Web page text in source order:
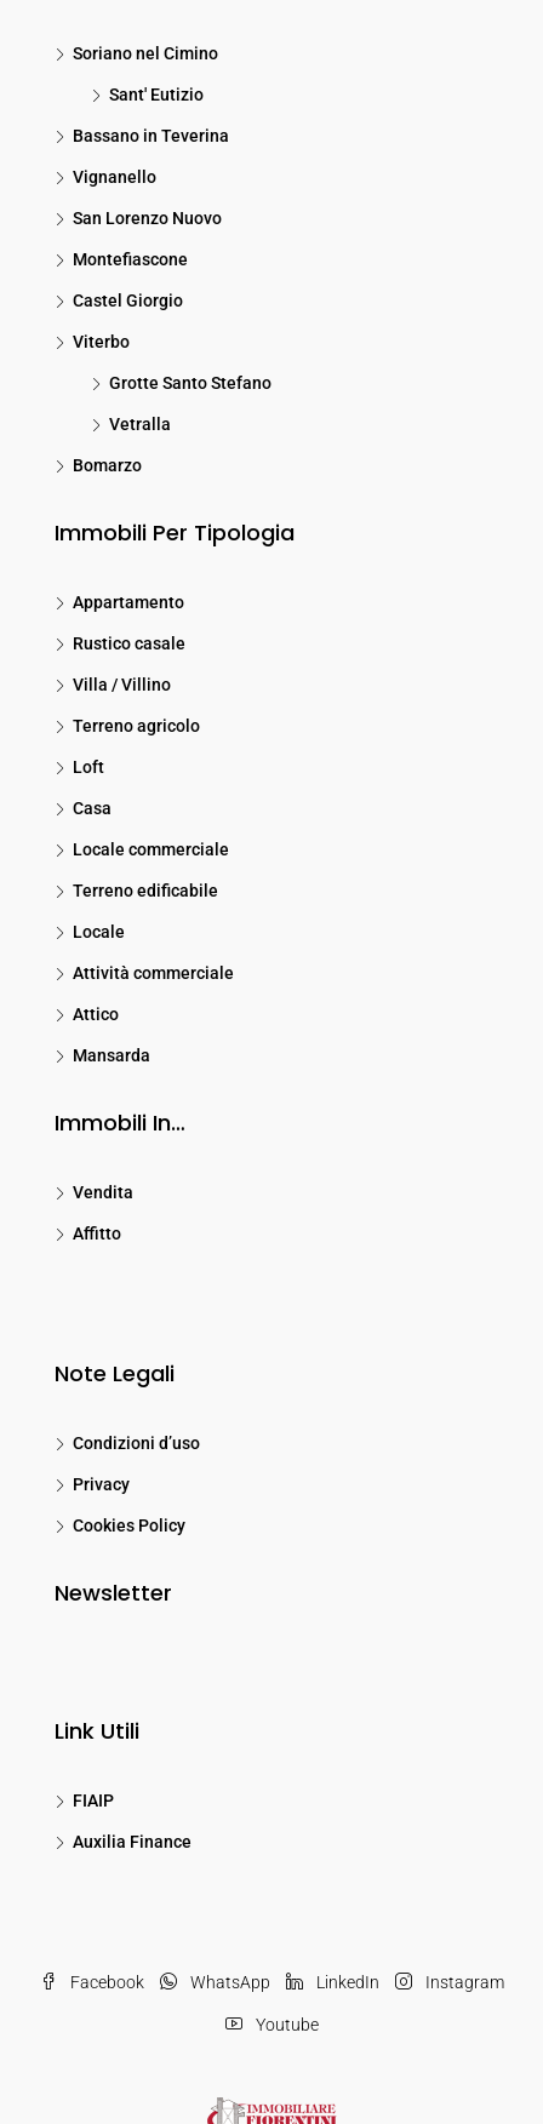
Soriano nel Cimino
Sant' Eutizio
Bassano in Teverina
Vignanello
San Lorenzo Nuovo
Montefiascone
Castel Giorgio
Viterbo
Grotte Santo Stefano
Vetralla
Bomarzo
Immobili Per Tipologia
Appartamento
Rustico casale
Villa / Villino
Terreno agricolo
Loft
Casa
Locale commerciale
Terreno edificabile
Locale
Attività commerciale
Attico
Mansarda
Immobili In…
Vendita
Affitto
Note Legali
Condizioni d’uso
Privacy
Cookies Policy
Newsletter
Link Utili
FIAIP
Auxilia Finance
Facebook WhatsApp LinkedIn Instagram
Youtube